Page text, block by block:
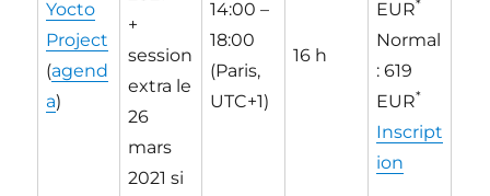
Yocto
Project
(agend
a)
+
session
extra le
26
mars
2021 si
14:00 –
18:00
(Paris,
UTC+1)
16 h
EUR*
Normal
: 619
EUR*
Inscript
ion